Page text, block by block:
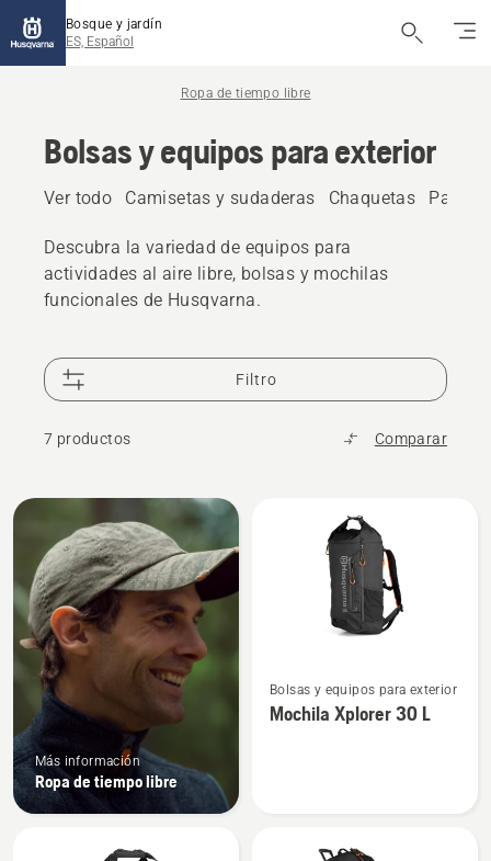
Bosque y jardín
ES, Español
Ropa de tiempo libre
Bolsas y equipos para exterior
Ver todo Camisetas y sudaderas Chaquetas
Descubra la variedad de equipos para
actividades al aire libre, bolsas y mochilas
funcionales de Husqvarna.
Filtro
7 productos Comparar
Todos
productos
Más información
Ropa de tiempo libre
más
detalles
Bolsas y equipos para exterior
Mochila Xplorer 30 L